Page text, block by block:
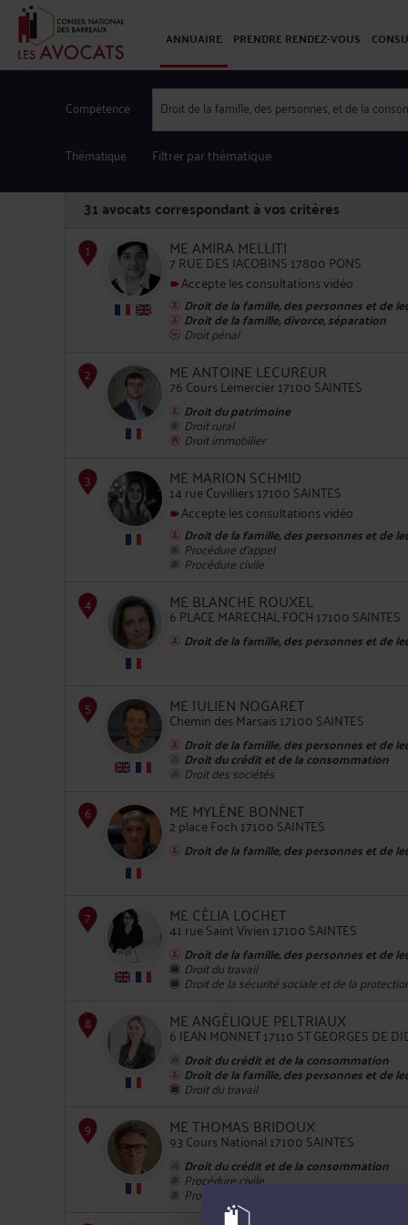
ANNUAIRE PRENDRE RENDEZ-VOUS
Compétence Droit de la famille, des personnes, et de la
Thématique Filtrer par thématique
31 avocats correspondant à vos critères
ME AMIRA MELLITI
7 RUE DES JACOBINS 17800 PONS
Accepte les consultations vidéo
Droit de la famille, des personnes et de
Droit de la famille, divorce, séparation
Droit pénal
ME ANTOINE LECUREUR
76 Cours Lemercier 17100 SAINTES
Droit du patrimoine
Droit rural
Droit immobilier
ME MARION SCHMID
14 rue Cuvilliers 17100 SAINTES
Accepte les consultations vidéo
Droit de la famille, des personnes et de
Procédure d'appel
Procédure civile
ME BLANCHE ROUXEL
6 PLACE MARECHAL FOCH 17100 SAINTES
Droit de la famille, des personnes et de
ME JULIEN NOGARET
Chemin des Marsais 17100 SAINTES
Droit de la famille, des personnes et de
Droit du crédit et de la consommation
Droit des sociétés
ME MYLÈNE BONNET
2 place Foch 17100 SAINTES
Droit de la famille, des personnes et de
7
ME CÉLIA LOCHET
41 rue Saint Vivien 17100 SAINTES
Droit de la famille, des personnes et de
Droit du travail
Droit de la sécurité sociale et de la
ME ANGÉLIQUE PELTRIAUX
6 JEAN MONNET 17110 ST GEORGES DE
Droit du crédit et de la consommation
Droit de la famille, des personnes et de
Droit du travail
ME THOMAS BRIDOUX
93 Cours National 17100 SAINTES
Droit du crédit et de la consommation
Procédure civile
Procédure d'appel